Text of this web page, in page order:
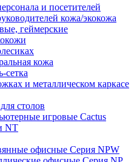
и посетителей
кожа/экокожа
геймерские
кожа
сетка
и металлическом каркасе
столов
игровые Cactus
NT
офисные Серия NPW